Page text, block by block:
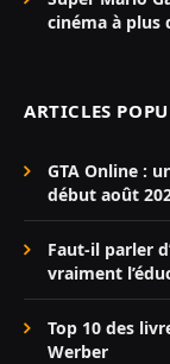
cinéma à plus
ARTICLES
GTA Online :
début août
Faut-il parler
vraiment
Top 10 des
Werber